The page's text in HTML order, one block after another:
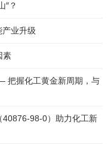
″？
业升级
素
把握化工黄金新周期，与
40876-98-0）助力化工新